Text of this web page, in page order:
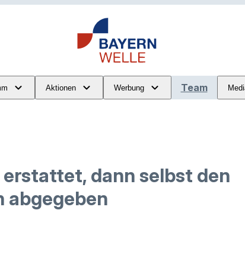
Aktionen Werbung Team
erstattet, dann selbst den
abgegeben